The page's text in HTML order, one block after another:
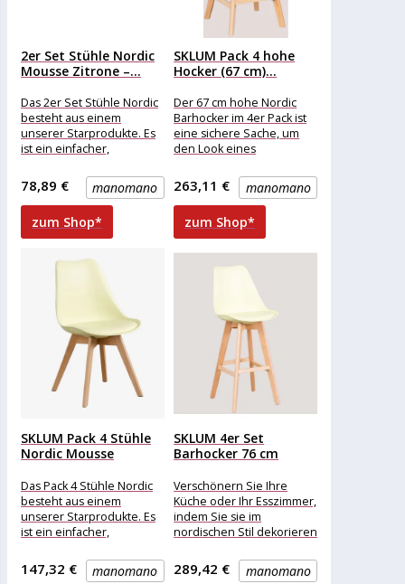
2er Set Stühle Nordic
Mousse Zitrone –...
Das 2er Set Stühle Nordic
besteht aus einem
unserer Starprodukte. Es
ist ein einfacher,
ergonomischer Sitz, der
manomano
78,89 €
zum Shop*
SKLUM Pack 4 hohe
Hocker (67 cm)...
Der 67 cm hohe Nordic
Barhocker im 4er Pack ist
eine sichere Sache, um
den Look eines
vervollständigenmanomano
263,11 €
zum Shop*
SKLUM Pack 4 Stühle
Nordic Mousse
Das Pack 4 Stühle Nordic
besteht aus einem
unserer Starprodukte. Es
ist ein einfacher,
ergonomischer Sitz, der
manomano
147,32 €
SKLUM 4er Set
Barhocker 76 cm
Verschönern Sie Ihre
Küche oder Ihr Esszimmer,
indem Sie sie im
nordischen Stil dekorieren
manomano
289,42 €